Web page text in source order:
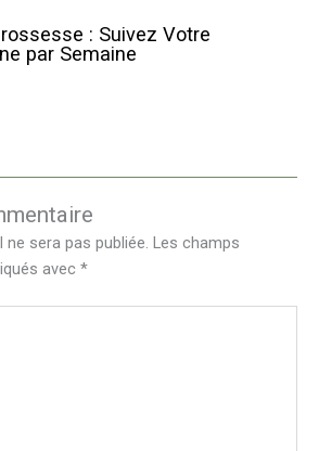
: Suivez Votre
par Semaine
sera pas publiée. Les champs
avec *